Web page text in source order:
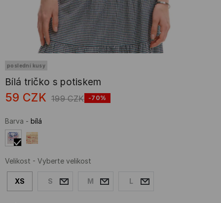
poslední kusy
Bílá tričko s potiskem
59 CZK 199 CZK -70%
Barva - bílá
Velikost - Vyberte velikost
XS S M L